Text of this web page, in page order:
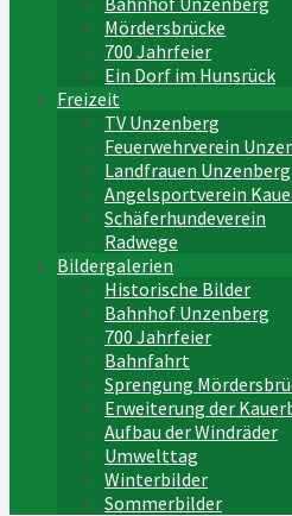
Mördersbrücke
700 Jahrfeier
Ein Dorf im Hunsrück
Freizeit
TV Unzenberg
Feuerwehrverein
Landfrauen Unzenberg
Angelsportverein
Schäferhundeverein
Radwege
Bildergalerien
Historische Bilder
Bahnhof Unzenberg
700 Jahrfeier
Bahnfahrt
Sprengung
Erweiterung der
Aufbau der Windräder
Umwelttag
Winterbilder
Sommerbilder